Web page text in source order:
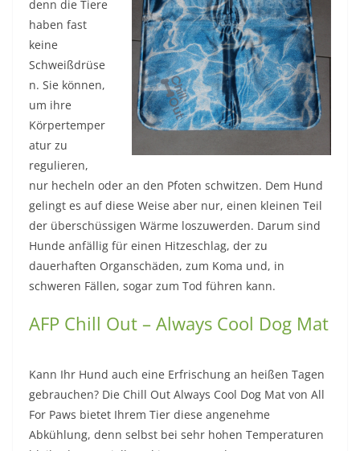
denn die Tiere
haben fast
keine
Schweißdrüse
n. Sie können,
um ihre
Körpertemper
atur zu
regulieren,
nur hecheln oder an den Pfoten schwitzen. Dem Hund
gelingt es auf diese Weise aber nur, einen kleinen Teil
der überschüssigen Wärme loszuwerden. Darum sind
Hunde anfällig für einen Hitzeschlag, der zu
dauerhaften Organschäden, zum Koma und, in
schweren Fällen, sogar zum Tod führen kann.
AFP Chill Out – Always Cool Dog Mat
Kann Ihr Hund auch eine Erfrischung an heißen Tagen
gebrauchen? Die Chill Out Always Cool Dog Mat von All
For Paws bietet Ihrem Tier diese angenehme
Abkühlung, denn selbst bei sehr hohen Temperaturen